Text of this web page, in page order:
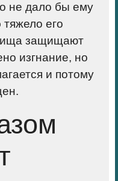
не дало бы ему
его
защищают
изгнание, но
и потому